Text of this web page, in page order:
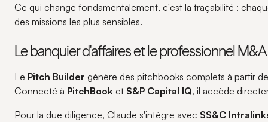
Ce qui change fondamentalement, c'est la traçabilité :
des missions les plus sensibles.
Le banquier d'affaires et le professionnel M&A
Le Pitch Builder génère des pitchbooks complets à partir
Connecté à PitchBook et S&P Capital IQ, il accède
Pour la due diligence, Claude s'intègre avec SS&C